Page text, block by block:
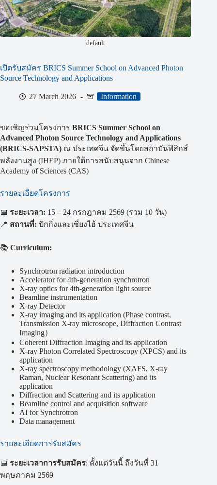
default
เปิดรับสมัคร BRICS Summer School on Advanced Photon
Source Technology and Applications
27 March 2026 Information
ขอเชิญร่วมโครงการ BRICS Summer School on
Advanced Photon Source Technology and Applications
(BRICS-SAPSTA) ณ ประเทศจีน จัดขึ้นโดยสถาบันฟิสิกส์
พลังงานสูง (IHEP) ภายใต้การสนับสนุนจาก Chinese
Academy of Sciences (CAS)
รายละเอียดโครงการ
📅 ระยะเวลา: 15 – 24 กรกฎาคม 2569 (รวม 10 วัน)
📍 สถานที่: ปักกิ่งและเซี่ยงไฮ้ ประเทศจีน
📚 Curriculum:
Synchrotron radiation introduction
Accelerator for 4th-generation synchrotron
X-ray optics for 4th-generation light source
Beamline instrumentation
X-ray Detector
X-ray imaging and its application (Phase contrast,
Transmission X-ray microscope, Diffraction Contrast
Imaging）
Coherent Diffraction Imaging and its application
X-ray Photon Correlated Spectroscopy (XPCS) and its
application
X-ray spectroscopy methodology (XAFS, X-ray
Raman, Nuclear Resonant Scattering) and its
application
Diffraction and Scattering and its application
Beamline control and acquisition software
AI for Synchrotron
Data management
รายละเอียดการรับสมัคร
📅 ระยะเวลาการรับสมัคร: ตั้งแต่วันนี้ ถึงวันที่ 31
พฤษภาคม 2569